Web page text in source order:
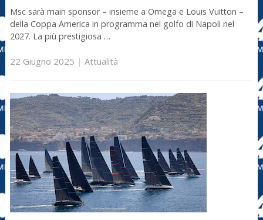
Msc sarà main sponsor – insieme a Omega e Louis Vuitton –
della Coppa America in programma nel golfo di Napoli nel
2027. La più prestigiosa …
22 Giugno 2025 | Attualità